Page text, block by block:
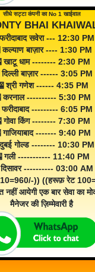
सीधे सट्टा कंपनी का No 1 खाईवाल
BHAI
सवेरा --- 12:30 PM
कल्याण बाज़ार ---- 1:30 PM
खाटू धाम -------- 2:30 PM
बाज़ार ------ 3:05 PM
श्री गणेश ------ 4:35 PM
करनाल ---------- 5:30 PM
--------- 6:05 PM
गोवा किंग -------- 7:30 PM
गाजियाबाद ------- 9:40 PM
गोल्ड -------- 10:30 PM
गली ----------- 11:40 PM
---------- 03:00 AM
10=960/-)) ((हरूफ़ रेट
नहीं आयेगी एक बार सेवा का
मैनेजर की ज़िम्मेवारी है